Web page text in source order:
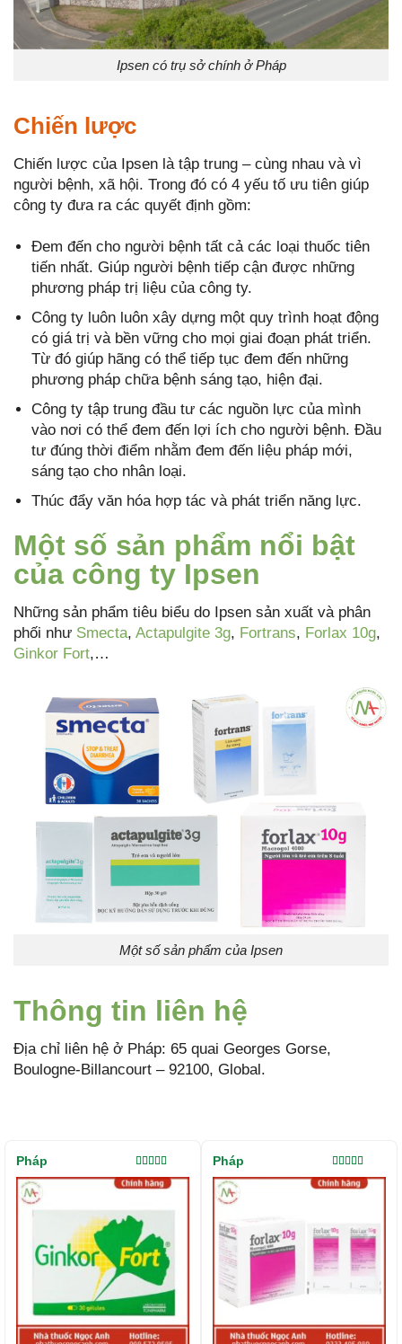
Ipsen có trụ sở chính ở Pháp
Chiến lược
Chiến lược của Ipsen là tập trung – cùng nhau và vì
người bệnh, xã hội. Trong đó có 4 yếu tố ưu tiên giúp
công ty đưa ra các quyết định gồm:
Đem đến cho người bệnh tất cả các loại thuốc tiên
tiến nhất. Giúp người bệnh tiếp cận được những
phương pháp trị liệu của công ty.
Công ty luôn luôn xây dựng một quy trình hoạt động
có giá trị và bền vững cho mọi giai đoạn phát triển.
Từ đó giúp hãng có thể tiếp tục đem đến những
phương pháp chữa bệnh sáng tạo, hiện đại.
Công ty tập trung đầu tư các nguồn lực của mình
vào nơi có thể đem đến lợi ích cho người bệnh. Đầu
tư đúng thời điểm nhằm đem đến liệu pháp mới,
sáng tạo cho nhân loại.
Thúc đẩy văn hóa hợp tác và phát triển năng lực.
Một số sản phẩm nổi bật
của công ty Ipsen
Những sản phẩm tiêu biểu do Ipsen sản xuất và phân
phối như Smecta, Actapulgite 3g, Fortrans, Forlax 10g,
Ginkor Fort,…
Một số sản phẩm của Ipsen
Thông tin liên hệ
Địa chỉ liên hệ ở Pháp: 65 quai Georges Gorse,
Boulogne-Billancourt – 92100, Global.
Được xếp
hạng5.00
Pháp
Được xếp
hạng5.00
Pháp